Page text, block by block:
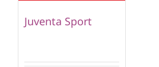
Juventa Sport